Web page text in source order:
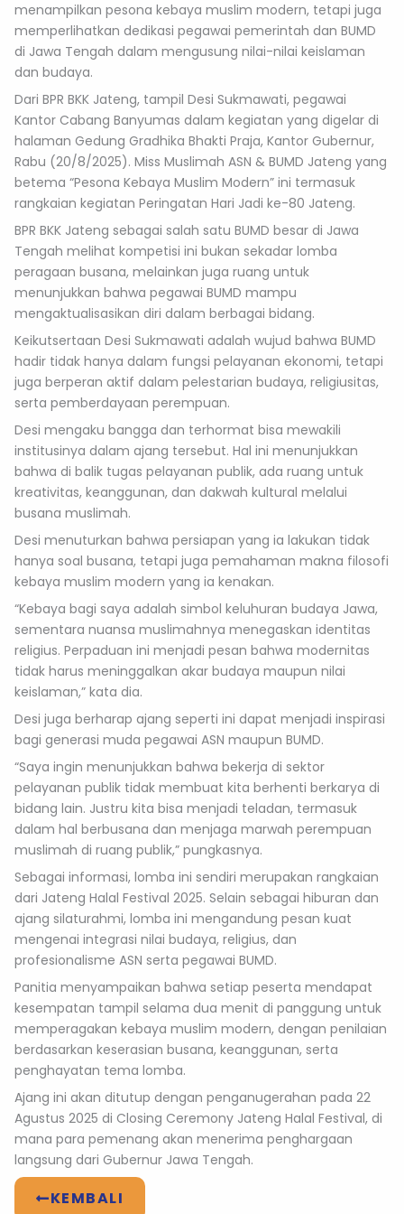
menampilkan pesona kebaya muslim modern, tetapi juga
memperlihatkan dedikasi pegawai pemerintah dan BUMD
di Jawa Tengah dalam mengusung nilai-nilai keislaman
dan budaya.
Dari BPR BKK Jateng, tampil Desi Sukmawati, pegawai
Kantor Cabang Banyumas dalam kegiatan yang digelar di
halaman Gedung Gradhika Bhakti Praja, Kantor Gubernur,
Rabu (20/8/2025). Miss Muslimah ASN & BUMD Jateng yang
betema “Pesona Kebaya Muslim Modern” ini termasuk
rangkaian kegiatan Peringatan Hari Jadi ke-80 Jateng.
BPR BKK Jateng sebagai salah satu BUMD besar di Jawa
Tengah melihat kompetisi ini bukan sekadar lomba
peragaan busana, melainkan juga ruang untuk
menunjukkan bahwa pegawai BUMD mampu
mengaktualisasikan diri dalam berbagai bidang.
Keikutsertaan Desi Sukmawati adalah wujud bahwa BUMD
hadir tidak hanya dalam fungsi pelayanan ekonomi, tetapi
juga berperan aktif dalam pelestarian budaya, religiusitas,
serta pemberdayaan perempuan.
Desi mengaku bangga dan terhormat bisa mewakili
institusinya dalam ajang tersebut. Hal ini menunjukkan
bahwa di balik tugas pelayanan publik, ada ruang untuk
kreativitas, keanggunan, dan dakwah kultural melalui
busana muslimah.
Desi menuturkan bahwa persiapan yang ia lakukan tidak
hanya soal busana, tetapi juga pemahaman makna filosofi
kebaya muslim modern yang ia kenakan.
“Kebaya bagi saya adalah simbol keluhuran budaya Jawa,
sementara nuansa muslimahnya menegaskan identitas
religius. Perpaduan ini menjadi pesan bahwa modernitas
tidak harus meninggalkan akar budaya maupun nilai
keislaman,” kata dia.
Desi juga berharap ajang seperti ini dapat menjadi inspirasi
bagi generasi muda pegawai ASN maupun BUMD.
“Saya ingin menunjukkan bahwa bekerja di sektor
pelayanan publik tidak membuat kita berhenti berkarya di
bidang lain. Justru kita bisa menjadi teladan, termasuk
dalam hal berbusana dan menjaga marwah perempuan
muslimah di ruang publik,” pungkasnya.
Sebagai informasi, lomba ini sendiri merupakan rangkaian
dari Jateng Halal Festival 2025. Selain sebagai hiburan dan
ajang silaturahmi, lomba ini mengandung pesan kuat
mengenai integrasi nilai budaya, religius, dan
profesionalisme ASN serta pegawai BUMD.
Panitia menyampaikan bahwa setiap peserta mendapat
kesempatan tampil selama dua menit di panggung untuk
memperagakan kebaya muslim modern, dengan penilaian
berdasarkan keserasian busana, keanggunan, serta
penghayatan tema lomba.
Ajang ini akan ditutup dengan penganugerahan pada 22
Agustus 2025 di Closing Ceremony Jateng Halal Festival, di
mana para pemenang akan menerima penghargaan
langsung dari Gubernur Jawa Tengah.
KEMBALI